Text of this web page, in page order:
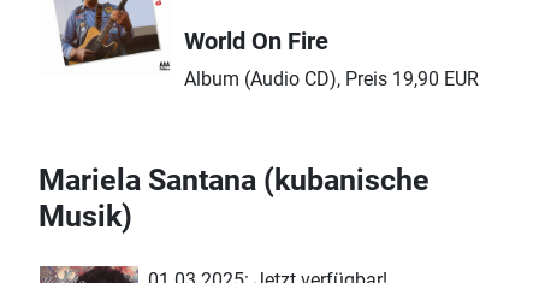
World On Fire
Album (Audio CD), Preis 19,90 EUR
Mariela Santana (kubanische
Musik)